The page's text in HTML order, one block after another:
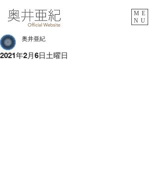
ME
NU
2021年2月6日土曜日
奥井亜紀